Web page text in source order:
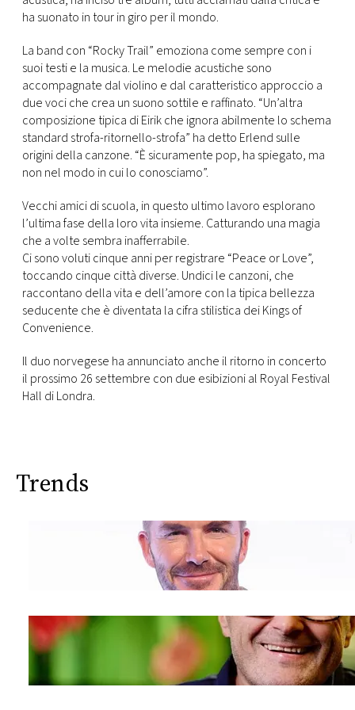
ha suonato in tour in giro per il mondo.
La band con “Rocky Trail” emoziona come sempre con i
suoi testi e la musica. Le melodie acustiche sono
accompagnate dal violino e dal caratteristico approccio a
due voci che crea un suono sottile e raffinato. “Un’altra
composizione tipica di Eirik che ignora abilmente lo schema
standard strofa-ritornello-strofa” ha detto Erlend sulle
origini della canzone. “È sicuramente pop, ha spiegato, ma
non nel modo in cui lo conosciamo”.
Vecchi amici di scuola, in questo ultimo lavoro esplorano
l’ultima fase della loro vita insieme. Catturando una magia
che a volte sembra inafferrabile.
Ci sono voluti cinque anni per registrare “Peace or Love”,
toccando cinque città diverse. Undici le canzoni, che
raccontano della vita e dell’amore con la tipica bellezza
seducente che è diventata la cifra stilistica dei Kings of
Convenience.
Il duo norvegese ha annunciato anche il ritorno in concerto
il prossimo 26 settembre con due esibizioni al Royal Festival
Hall di Londra.
Trends